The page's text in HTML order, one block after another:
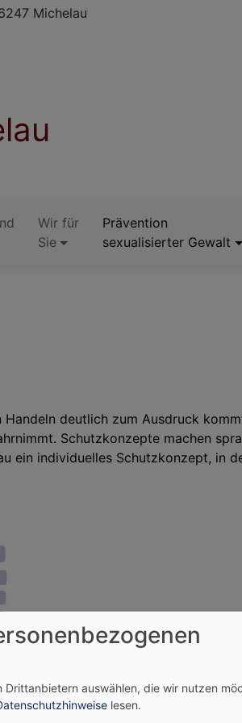
Michelau
Wir für
Sie
Prävention
sexualisierter Gewalt
deutlich zum Ausdruck
Schutzkonzepte machen
ein individuelles Schutzkonzept, in
auswählen, die wir nutzen
lesen.